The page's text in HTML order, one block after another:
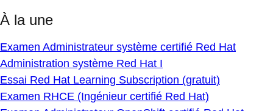
À la une
Examen Administrateur système certifié Red Hat
Administration système Red Hat I
Essai Red Hat Learning Subscription (gratuit)
Examen RHCE (Ingénieur certifié Red Hat)